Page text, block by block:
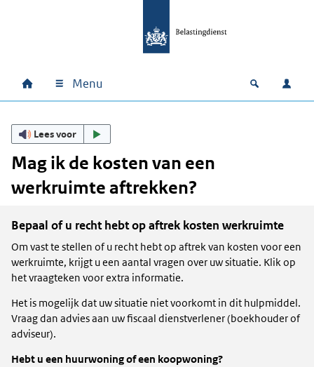
Hoofdnavigatie
Home Menu Open
Lees voor
Mag ik de kosten van een
werkruimte aftrekken?
Bepaal of u recht hebt op aftrek kosten werkruimte
Om vast te stellen of u recht hebt op aftrek van kosten voor een
werkruimte, krijgt u een aantal vragen over uw situatie. Klik op
het vraagteken voor extra informatie.
Het is mogelijk dat uw situatie niet voorkomt in dit hulpmiddel.
Vraag dan advies aan uw fiscaal dienstverlener (boekhouder of
adviseur).
Hebt u een huurwoning of een koopwoning?